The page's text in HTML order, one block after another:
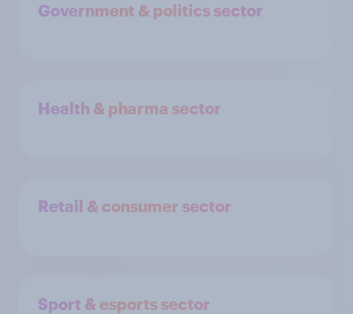
Government & politics sector
Health & pharma sector
Retail & consumer sector
Sport & esports sector